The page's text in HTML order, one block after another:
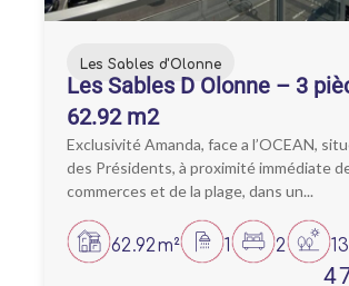
Les Sables d'Olonne
Les Sables D Olonne – 3
62.92 m2
Exclusivité Amanda, face a l’OCEAN,
des Présidents, à proximité immédiate
commerces et de la plage, dans un...
62.92m² 1 2